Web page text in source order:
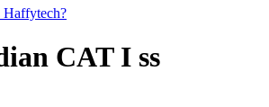
Haffytech?
CAT I ss